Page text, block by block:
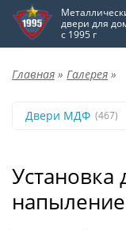
двери для
с 1995 г
Главная » Галерея »
Двери МДФ (467)